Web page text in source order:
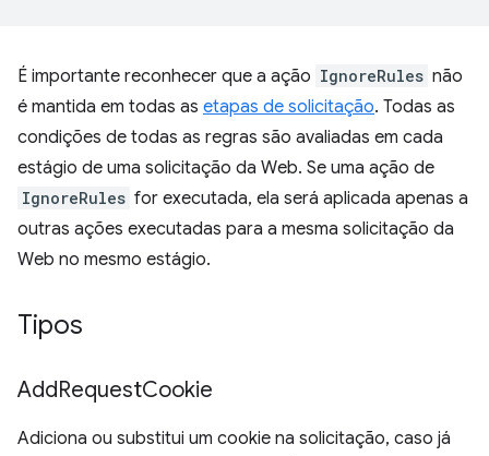
É importante reconhecer que a ação IgnoreRules não
é mantida em todas as etapas de solicitação. Todas as
condições de todas as regras são avaliadas em cada
estágio de uma solicitação da Web. Se uma ação de
IgnoreRules for executada, ela será aplicada apenas a
outras ações executadas para a mesma solicitação da
Web no mesmo estágio.
Tipos
AddRequestCookie
Adiciona ou substitui um cookie na solicitação, caso já